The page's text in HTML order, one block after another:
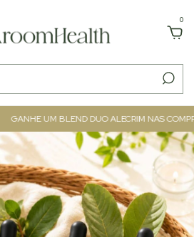
0
GANHE UM BLEND DUO ALECRIM NAS